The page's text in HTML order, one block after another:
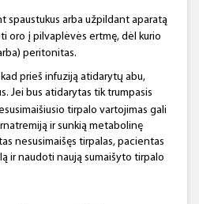
spaustukus arba užpildant aparatą
oro į pilvaplėvės ertmę, dėl kurio
peritonitas.
prieš infuziją atidarytų abu,
Jei bus atidarytas tik trumpasis
tirpalo vartojimas gali
ir sunkią metabolinę
nesusimaišęs tirpalas, pacientas
ir naudoti naują sumaišyto tirpalo